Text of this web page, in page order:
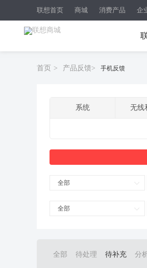
联想首页 商城 消费产品 企
首页 > 产品反馈> 手机反馈
系统 无线
全部
全部
全部 待处理 待补充 分